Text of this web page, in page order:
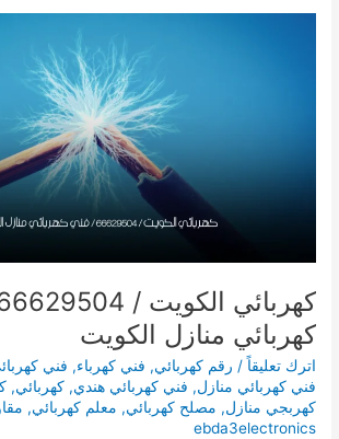
/
كهربائي منازل الكويت
اترك تعليقاً / رقم كهربائي, فني كهرباء, فني
فني كهربائي منازل, فني كهربائي هندي,كهربائي,
كهربجي منازل, مصلح كهربائي, معلم كهربائي,
ebda3electronics